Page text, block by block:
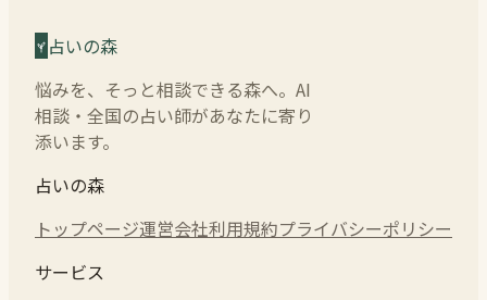
占いの森
悩みを、そっと相談できる森へ。AI
相談・全国の占い師があなたに寄り
添います。
占いの森
トップページ運営会社利用規約プライバシーポリシー
サービス